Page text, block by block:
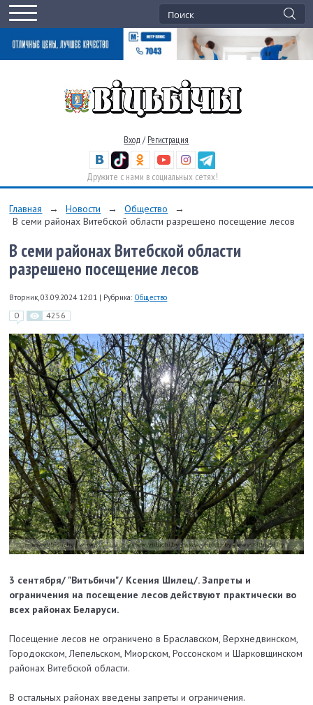
Вход / Регистрация
Дружите с нами в социальных сетях!
Главная → Новости → Общество
→
В семи районах Витебской области разрешено посещение лесов
В семи районах Витебской области
разрешено посещение лесов
Вторник, 03.09.2024 12:01 | Рубрика: Общество
0 4256
3 сентября/ "Витьбичи"/ Ксения Шилец/. Запреты и
ограничения на посещение лесов действуют практически во
всех районах Беларуси.
Посещение лесов не ограничено в Браславском, Верхнедвинском,
Городокском, Лепельском, Миорском, Россонском и Шарковщинском
районах Витебской области.
В остальных районах введены запреты и ограничения.